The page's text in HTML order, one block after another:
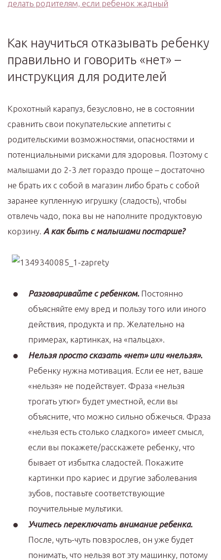
делать родителям, если ребенок жадный
Как научиться отказывать ребенку
правильно и говорить «нет» –
инструкция для родителей
Крохотный карапуз, безусловно, не в состоянии
сравнить свои покупательские аппетиты с
родительскими возможностями, опасностями и
потенциальными рисками для здоровья. Поэтому с
малышами до 2-3 лет гораздо проще – достаточно
не брать их с собой в магазин либо брать с собой
заранее купленную игрушку (сладость), чтобы
отвлечь чадо, пока вы не наполните продуктовую
корзину. А как быть с малышами постарше?
Разговаривайте с ребенком. Постоянно
объясняйте ему вред и пользу того или иного
действия, продукта и пр. Желательно на
примерах, картинках, на «пальцах».
Нельзя просто сказать «нет» или «нельзя».
Ребенку нужна мотивация. Если ее нет, ваше
«нельзя» не подействует. Фраза «нельзя
трогать утюг» будет уместной, если вы
объясните, что можно сильно обжечься. Фраза
«нельзя есть столько сладкого» имеет смысл,
если вы покажете/расскажете ребенку, что
бывает от избытка сладостей. Покажите
картинки про кариес и другие заболевания
зубов, поставьте соответствующие
поучительные мультики.
Учитесь переключать внимание ребенка.
После, чуть-чуть повзрослев, он уже будет
понимать, что нельзя вот эту машинку, потому